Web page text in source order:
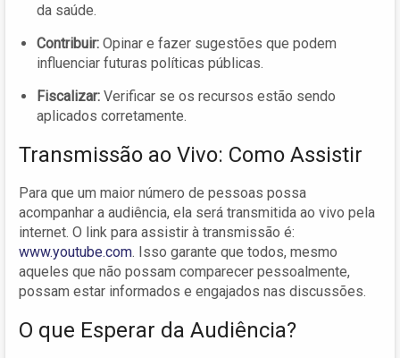
da saúde.
Contribuir: Opinar e fazer sugestões que podem
influenciar futuras políticas públicas.
Fiscalizar: Verificar se os recursos estão sendo
aplicados corretamente.
Transmissão ao Vivo: Como Assistir
Para que um maior número de pessoas possa
acompanhar a audiência, ela será transmitida ao vivo pela
internet. O link para assistir à transmissão é:
www.youtube.com. Isso garante que todos, mesmo
aqueles que não possam comparecer pessoalmente,
possam estar informados e engajados nas discussões.
O que Esperar da Audiência?